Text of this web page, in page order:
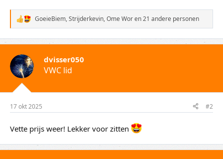
W
a
a
r
d
e
r
i
n
n
GoeieBiem,Strijderkevin,Ome Woren 21 andere personen
dvisser050
VWC lid
17 okt 2025 #2
Vette prijs weer! Lekker voor zitten